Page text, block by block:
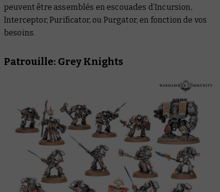
peuvent être assemblés en escouades d’Incursion,
Interceptor, Purificator, ou Purgator, en fonction de vos
besoins.
Patrouille: Grey Knights